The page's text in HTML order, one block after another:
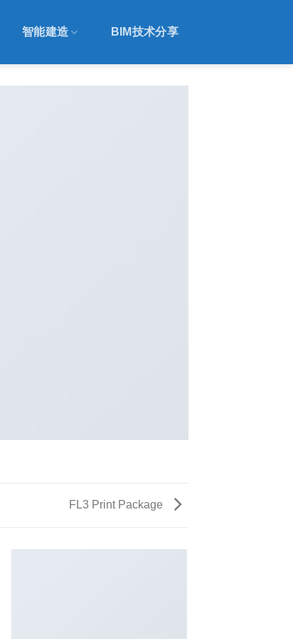
智能建造 BIM技术分享
FL3 Print Package